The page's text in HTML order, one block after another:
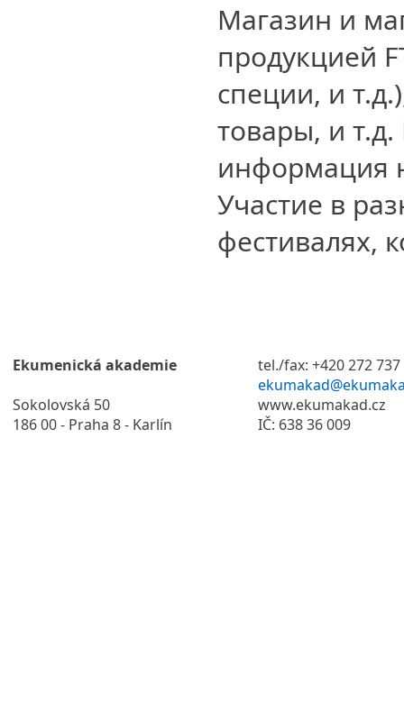
Магазин и
продукцией
специи, и
товары, и
информация
Участие в
фестивалях,
Ekumenická akademie
Sokolovská 50
186 00 - Praha 8 - Karlín
tel./fax: +420 272 737
www.ekumakad.cz
IČ: 638 36 009